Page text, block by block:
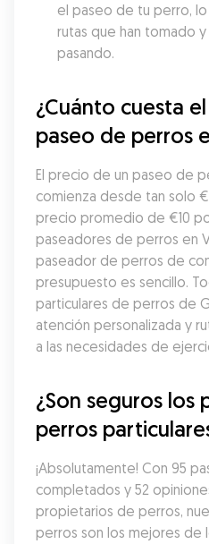
el paseo de tu perro,
rutas que han tomado
pasando.
¿Cuánto cuesta
paseo de perros
El precio de un paseo de
comienza desde tan solo
precio promedio de €10
paseadores de perros en
paseador de perros de
presupuesto es sencillo.
particulares de perros de
atención personalizada y
a las necesidades de
¿Son seguros los
perros
¡Absolutamente! Con 95
completados y 52
propietarios de perros,
perros son los mejores de